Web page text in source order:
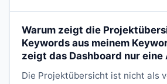
Warum zeigt die
Keywords aus meinem
zeigt das Dashboard nur eine
Die Projektübersicht ist nicht als